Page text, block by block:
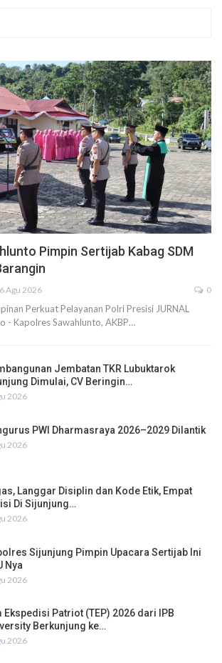
Pimpin Sertijab Kabag SDM
6 Agu 2026 0
Perkuat Pelayanan Polri Presisi JURNAL
- Kapolres Sawahlunto, AKBP…
Jembatan TKR Lubuktarok
Dimulai, CV Beringin…
2026
PWI Dharmasraya 2026–2029 Dilantik
2026
Langgar Disiplin dan Kode Etik, Empat
Di Sijunjung…
2026
Sijunjung Pimpin Upacara Sertijab Ini
Nya
2026
Ekspedisi Patriot (TEP) 2026 dari IPB
Berkunjung ke…
2026